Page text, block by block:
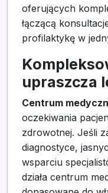
oferujących
łączącą
profilaktykę w
upraszcza
Centrum
oczekiwania
zdrowotnej. Jeśli
diagnostyce,
wsparciu
działa centrum